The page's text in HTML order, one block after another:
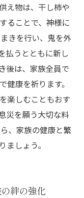
え物は、干し柿や
ることで、神様に
きを行い、鬼を外
払うとともに新し
後は、家族全員で
康を祈ります。
楽しむこともおす
災を願う大切な料
、家族の健康と繁
しょう。
絆の強化